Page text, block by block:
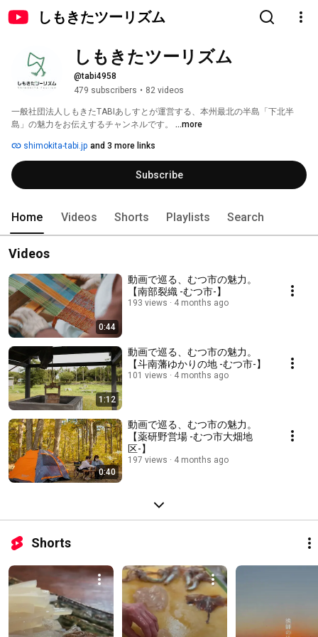
しもきたツーリズム
しもきたツーリズム
@tabi4958
479 subscribers • 82 videos
一般社団法人しもきたTABIあしすとが運営する、本州最北の半島「下北半
島」の魅力をお伝えするチャンネルです。 ...more
shimokita-tabi.jp and 3 more links
Subscribe
Home Videos Shorts Playlists Search
Videos
0:44
動画で巡る、むつ市の魅力。
【南部裂織 -むつ市-】
193 views 4 months ago
1:12
動画で巡る、むつ市の魅力。
【斗南藩ゆかりの地 -むつ市-】
101 views 4 months ago
0:40
動画で巡る、むつ市の魅力。
【薬研野営場 -むつ市大畑地
区-】
197 views 4 months ago
Shorts